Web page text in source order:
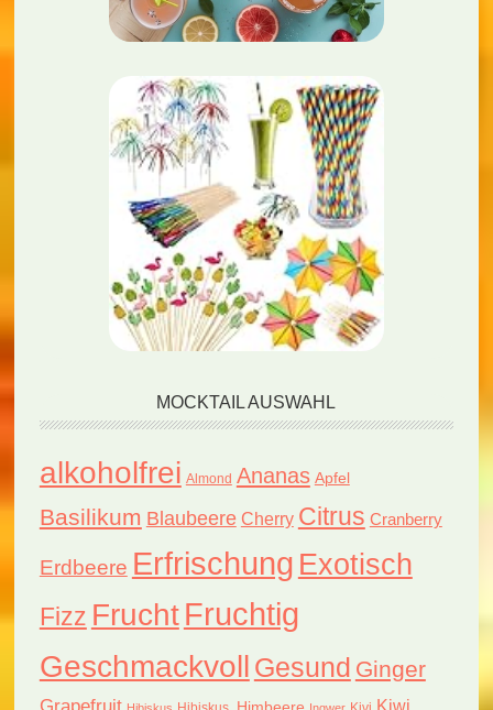
MOCKTAIL AUSWAHL
alkoholfrei Almond Ananas Apfel
Basilikum Blaubeere Cherry Citrus Cranberry
Erdbeere Erfrischung Exotisch
Fizz FruchtFruchtig
Geschmackvoll Gesund Ginger
Kiwi